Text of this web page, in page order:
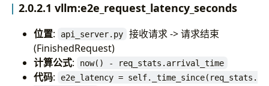
2.0.2.1 vllm:e2e_request_latency_seconds
位置: api_server.py
接收请求 -> 请求结束
(FinishedRequest)
计算公式: now() - req_stats.arrival_time
代码:
e2e_latency = self._time_since(req_stats.